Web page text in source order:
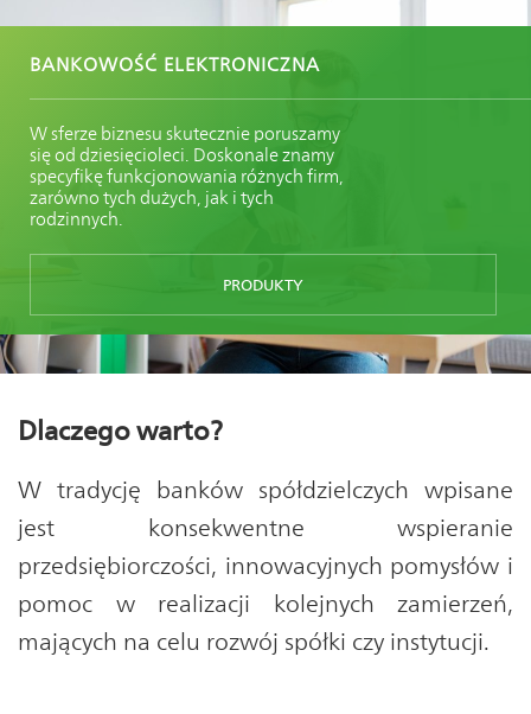
BANKOWOŚĆ ELEKTRONICZNA
W sferze biznesu skutecznie poruszamy
się od dziesięcioleci. Doskonale znamy
specyfikę funkcjonowania różnych firm,
zarówno tych dużych, jak i tych
rodzinnych.
PRODUKTY
Dlaczego warto?
W tradycję banków spółdzielczych wpisane
jest konsekwentne wspieranie
przedsiębiorczości, innowacyjnych pomysłów i
pomoc w realizacji kolejnych zamierzeń,
mających na celu rozwój spółki czy instytucji.